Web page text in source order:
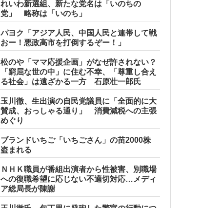
れいわ新選組、新たな党名は「いのちの
党」 略称は「いのち」
パヨク「アジア人民、中国人民と連帯して戦
おー！悪政高市を打倒するぞー！」
松のや「ママ応援企画」がなぜ許されない？
「窮屈な世の中」に住む不幸、「尊重し合え
る社会」は遠ざかる一方 石原壮一郎氏
玉川徹、生出演の自民党議員に「全面的に大
賛成、おっしゃる通り」 消費減税への主張
めぐり
ブランドいちご「いちごさん」の苗2000株
盗まれる
ＮＨＫ職員が番組出演者から性被害、別職場
への復職希望に応じない不適切対応…メディ
ア総局長が陳謝